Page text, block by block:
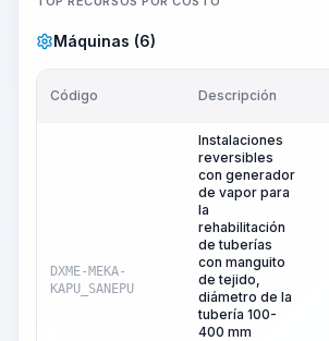
Máquinas (6)
Código Descripción
DXME-MEKA-
KAPU_SANEPU
Instalaciones
reversibles
con generador
de vapor para
la
rehabilitación
de tuberías
con manguito
de tejido,
diámetro de la
tubería 100-
400 mm